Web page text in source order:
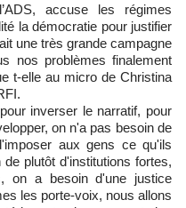
accuse les régimes
la démocratie pour justifier
une très grande campagne
nos problèmes finalement
t-elle au micro de Christina
inverser le narratif, pour
on n'a pas besoin de
aux gens ce qu'ils
plutôt d'institutions fortes,
on a besoin d'une justice
les porte-voix, nous allons